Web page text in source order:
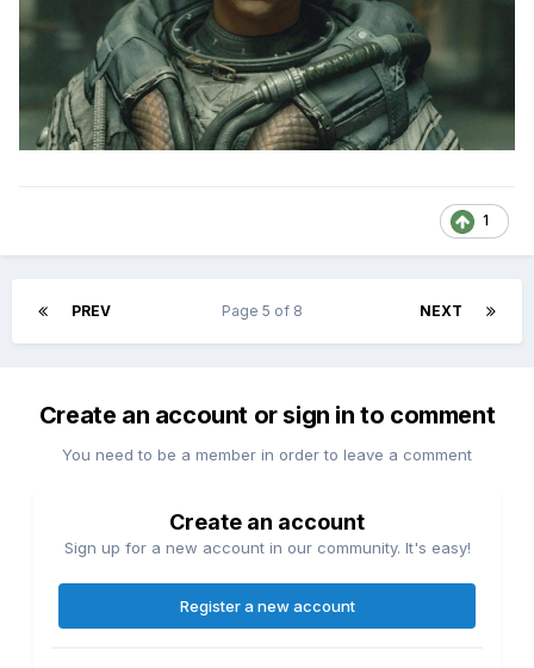
1
PREV NEXT
Page 5 of 8
Create an account or sign in to comment
You need to be a member in order to leave a comment
Create an account
Sign up for a new account in our community. It's easy!
Register a new account